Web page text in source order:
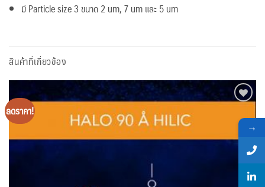
มี Particle size 3 ขนาด 2 um, 7 um และ 5 um
สินค้าที่เกี่ยวข้อง
ลดราคา! to
wishlist→